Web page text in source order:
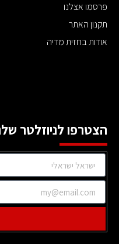
פרסמו אצלנו
תקנון האתר
אודות בחזית מדיה
הצטרפו לניוזלטר